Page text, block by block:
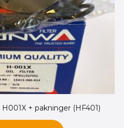
+ pakninger (HF401)